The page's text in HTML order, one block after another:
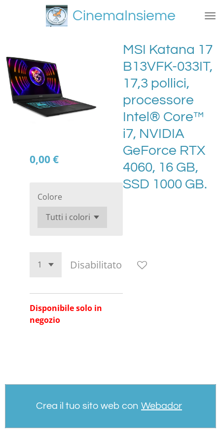
CinemaInsieme
MSI Katana 17
B13VFK-033IT,
17,3 pollici,
processore
Intel® Core™
i7, NVIDIA
GeForce RTX
4060, 16 GB,
SSD 1000 GB.
0,00 €
Colore
Disabilitato
Disponibile solo in
negozio
Crea il tuo sito web con Webador